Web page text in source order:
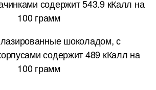
содержит 543.9 кКалл на
100 грамм
шоколадом, с
содержит 489 кКалл на
100 грамм